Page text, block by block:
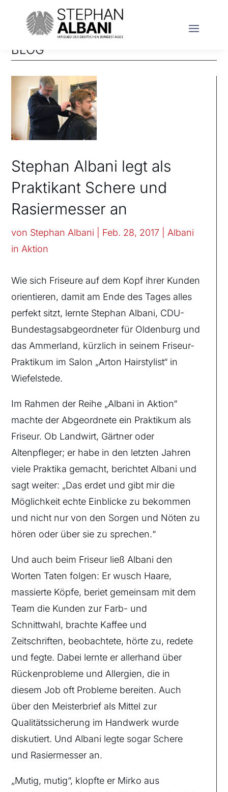
BLOG
Stephan Albani legt als
Praktikant Schere und
Rasiermesser an
von Stephan Albani Feb. 28, 2017
Albani
in Aktion
Wie sich Friseure auf dem Kopf ihrer Kunden
orientieren, damit am Ende des Tages alles
perfekt sitzt, lernte Stephan Albani, CDU-
Bundestagsabgeordneter für Oldenburg und
das Ammerland, kürzlich in seinem Friseur-
Praktikum im Salon „Arton Hairstylist“ in
Wiefelstede.
Im Rahmen der Reihe „Albani in Aktion“
machte der Abgeordnete ein Praktikum als
Friseur. Ob Landwirt, Gärtner oder
Altenpfleger; er habe in den letzten Jahren
viele Praktika gemacht, berichtet Albani und
sagt weiter: „Das erdet und gibt mir die
Möglichkeit echte Einblicke zu bekommen
und nicht nur von den Sorgen und Nöten zu
hören oder über sie zu sprechen.“
Und auch beim Friseur ließ Albani den
Worten Taten folgen: Er wusch Haare,
massierte Köpfe, beriet gemeinsam mit dem
Team die Kunden zur Farb- und
Schnittwahl, brachte Kaffee und
Zeitschriften, beobachtete, hörte zu, redete
und fegte. Dabei lernte er allerhand über
Rückenprobleme und Allergien, die in
diesem Job oft Probleme bereiten. Auch
über den Meisterbrief als Mittel zur
Qualitätssicherung im Handwerk wurde
diskutiert. Und Albani legte sogar Schere
und Rasiermesser an.
„Mutig, mutig“, klopfte er Mirko aus